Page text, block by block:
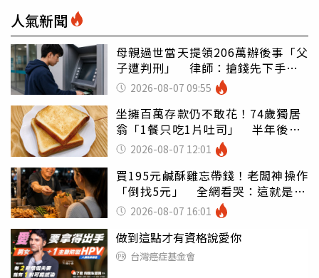
人氣新聞
母親過世當天提領206萬辦後事「父
子遭判刑」 律師：搶錢先下手是
罪 2026-08-07 09:55
坐擁百萬存款仍不敢花！74歲獨居
翁「1餐只吃1片吐司」 半年後暴
瘦嚇壞女兒
2026-08-07 12:01
買195元鹹酥雞忘帶錢！老闆神操作
「倒找5元」 全網看哭：這就是台
灣 2026-08-07 16:01
做到這點才有資格說愛你
台灣癌症基金會